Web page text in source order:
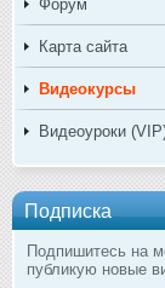
Форум
Карта сайта
Видеокурсы
Видеоуроки
Подписка
Подпишитесь на
публикую новые